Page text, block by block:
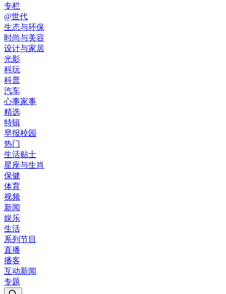
专栏
@世代
生态与环保
时尚与美容
设计与家居
光影
科玩
科普
汽车
心事家事
精选
特辑
早报校园
热门
生活贴士
星座与生肖
保健
体育
视频
新闻
娱乐
生活
系列节目
直播
播客
互动新闻
专题